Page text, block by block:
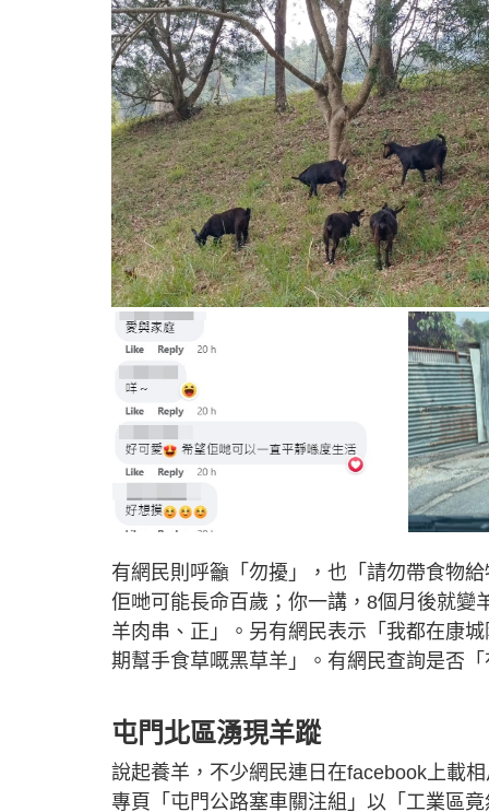
有網民則呼籲「勿擾」，也「請勿帶食物
佢哋可能長命百歲；你一講，8個月後就變
羊肉串、正」。另有網民表示「我都在康
期幫手食草嘅黑草羊」。有網民查詢是否
屯門北區湧現羊蹤
說起養羊，不少網民連日在facebook上載
專頁「屯門公路塞車關注組」以「工業區